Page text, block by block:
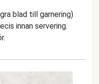
blad till garnering)
innan servering.